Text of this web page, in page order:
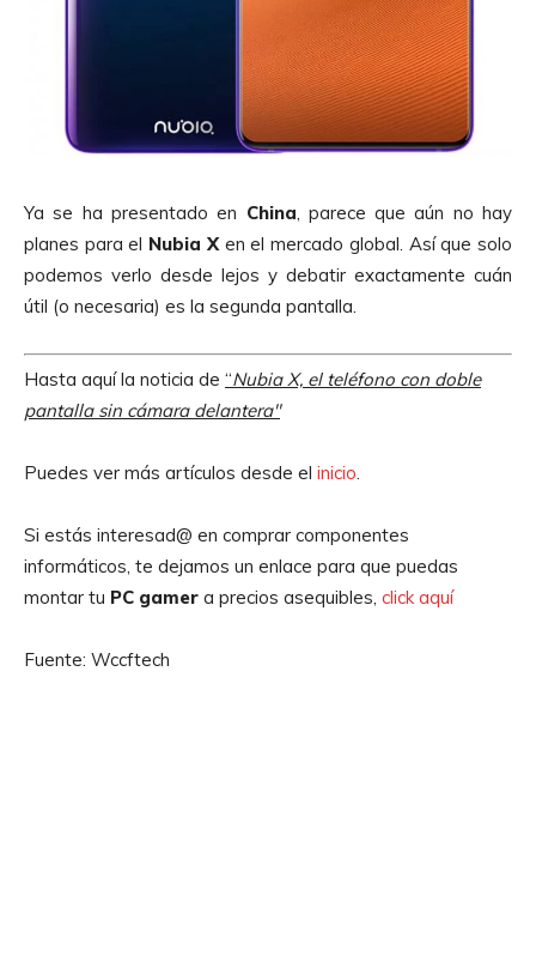
Ya se ha presentado en China, parece que aún no hay
planes para el Nubia Xen el mercado global. Así que solo
podemos verlo desde lejos y debatir exactamente cuán
útil (o necesaria) es la segunda pantalla.
Hasta aquí la noticia de “Nubia X, el teléfono con doble
pantalla sin cámara delantera″
Puedes ver más artículos desde el inicio.
Si estás interesad@ en comprar componentes
informáticos, te dejamos un enlace para que puedas
montar tu PC gamer a precios asequibles, click aquí
Fuente: Wccftech